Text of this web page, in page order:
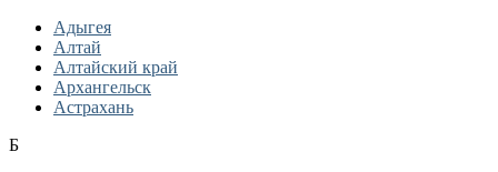
Адыгея
Алтай
Алтайский край
Архангельск
Астрахань
Б